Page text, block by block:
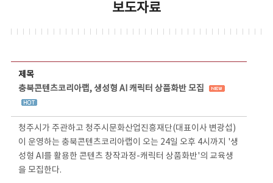
보도자료
제목
충북콘텐츠코리아랩, 생성형 AI 캐릭터 상품화반 모집
청주시가 주관하고 청주시문화산업진흥재단(대표이사 변광섭)
이 운영하는 충북콘텐츠코리아랩이 오는 24일 오후 4시까지 '생
성형 AI를 활용한 콘텐츠 창작과정-캐릭터 상품화반'의 교육생
을 모집한다.